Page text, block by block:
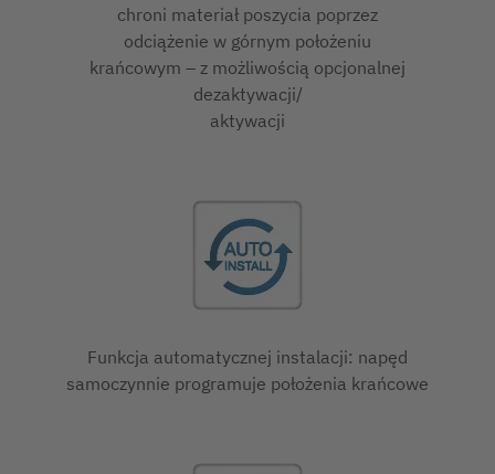
chroni materiał poszycia poprzez
odciążenie w górnym położeniu
krańcowym – z możliwością opcjonalnej
dezaktywacji/
aktywacji
Funkcja automatycznej instalacji: napęd
samoczynnie programuje położenia krańcowe